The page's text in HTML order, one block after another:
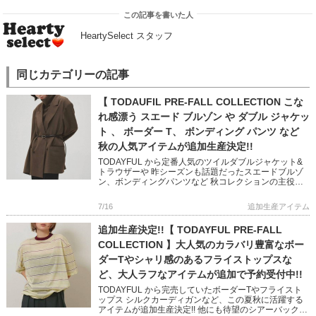
この記事を書いた人
HeartySelect スタッフ
同じカテゴリーの記事
【 TODAUFIL PRE-FALL COLLECTION こな
れ感漂う スエード ブルゾン や ダブル ジャケッ
ト 、 ボーダー T、 ボンディング パンツ など
秋の人気アイテムが追加生産決定!!
TODAYFUL から定番人気のツイルダブルジャケット&
トラウザーや 昨シーズンも話題だったスエードブルゾ
ン、ボンディングパンツなど 秋コレクションの主役ア
活躍 […]
7/16 追加生産アイテム
追加生産決定!!【 TODAYFUL PRE-FALL
COLLECTION 】大人気のカラバリ豊富なボー
ダーTやシャリ感のあるフライストップスな
ど、大人ラフなアイテムが追加で予約受付中!!
TODAYFUL から完売していたボーダーTやフライスト
ップス シルクカーディガンなど、この夏秋に活躍する
アイテムが追加生産決定!! 他にも待望のシアーバックパ